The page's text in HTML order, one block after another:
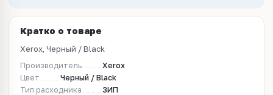
Кратко о товаре
Xerox, Черный / Black
Производитель
Xerox
Цвет
Черный / Black
Тип расходника
ЗИП